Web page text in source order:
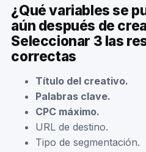
¿Qué variables se
aún después de
Seleccionar 3 las
correctas
Título del creativo.
Palabras clave.
CPC máximo.
URL de destino.
Tipo de segmentación.